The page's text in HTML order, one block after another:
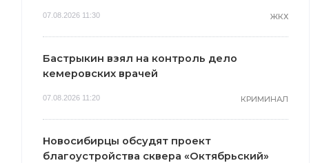
07.08.2026 11:30 ЖКХ
Бастрыкин взял на контроль дело
кемеровских врачей
07.08.2026 11:20 КРИМИНАЛ
Новосибирцы обсудят проект
благоустройства сквера «Октябрьский»